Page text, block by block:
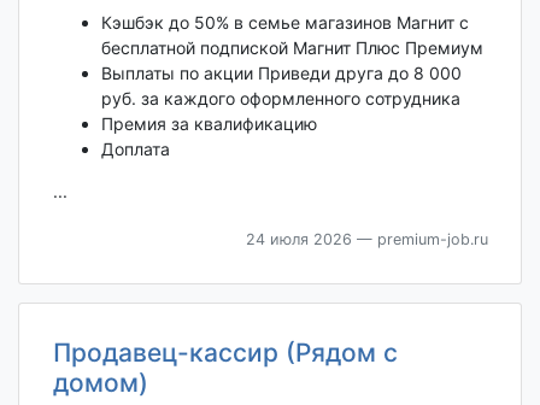
Кэшбэк до 50% в семье магазинов Магнит с
бесплатной подпиской Магнит Плюс Премиум
Выплаты по акции Приведи друга до 8 000
руб. за каждого оформленного сотрудника
Премия за квалификацию
Доплата
...
24 июля 2026 — premium-job.ru
Продавец-кассир (Рядом с
домом)